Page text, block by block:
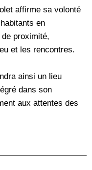
affirme sa volonté
en
proximité,
et les rencontres.
ainsi un lieu
dans son
aux attentes des